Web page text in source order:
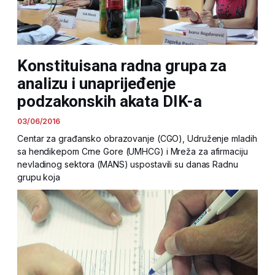
Konstituisana radna grupa za
analizu i unaprijeđenje
podzakonskih akata DIK-a
03/06/2016
Centar za građansko obrazovanje (CGO), Udruženje mladih
sa hendikepom Crne Gore (UMHCG) i Mreža za afirmaciju
nevladinog sektora (MANS) uspostavili su danas Radnu
grupu koja